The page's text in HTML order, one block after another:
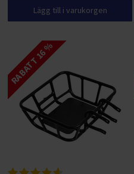
Lägg till i varukorgen
RABATT 16 %